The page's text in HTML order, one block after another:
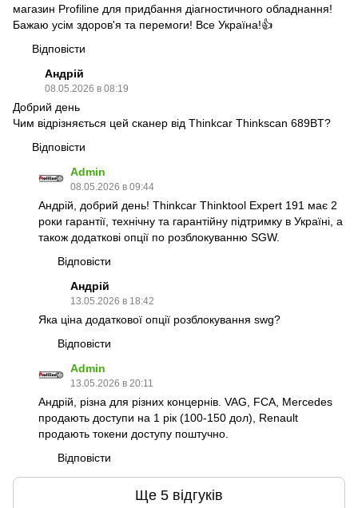
магазин Profiline для придбання діагностичного обладнання!
Бажаю усім здоров'я та перемоги! Все Україна!👍
Відповісти
Андрій
08.05.2026 в 08:19
Добрий день
Чим відрізняється цей сканер від Thinkcar Thinkscan 689BT?
Відповісти
Admin
08.05.2026 в 09:44
Андрій, добрий день! Thinkcar Thinktool Expert 191 має 2
роки гарантії, технічну та гарантійну підтримку в Україні, а
також додаткові опції по розблокуванню SGW.
Відповісти
Андрій
13.05.2026 в 18:42
Яка ціна додаткової опції розблокування swg?
Відповісти
Admin
13.05.2026 в 20:11
Андрій, різна для різних концернів. VAG, FCA, Mercedes
продають доступи на 1 рік (100-150 дол), Renault
продають токени доступу поштучно.
Відповісти
Ще 5 відгуків